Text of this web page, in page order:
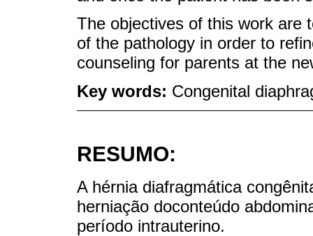
The objectives of this work are
of the pathology in order to
counseling for parents at the
Key words: Congenital
RESUMO:
A hérnia diafragmática
herniação doconteúdo
período intrauterino.